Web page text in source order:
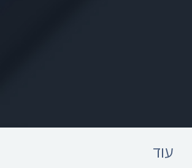
עוד